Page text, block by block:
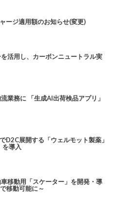
ジ適用額のお知らせ(変更)
活用し、カーボンニュートラル実
業務に 「生成AI出荷検品アプリ」
D2C展開する「ウェルモット製薬」
を導入
移動用「スケーター」を開発・導
移動可能に～